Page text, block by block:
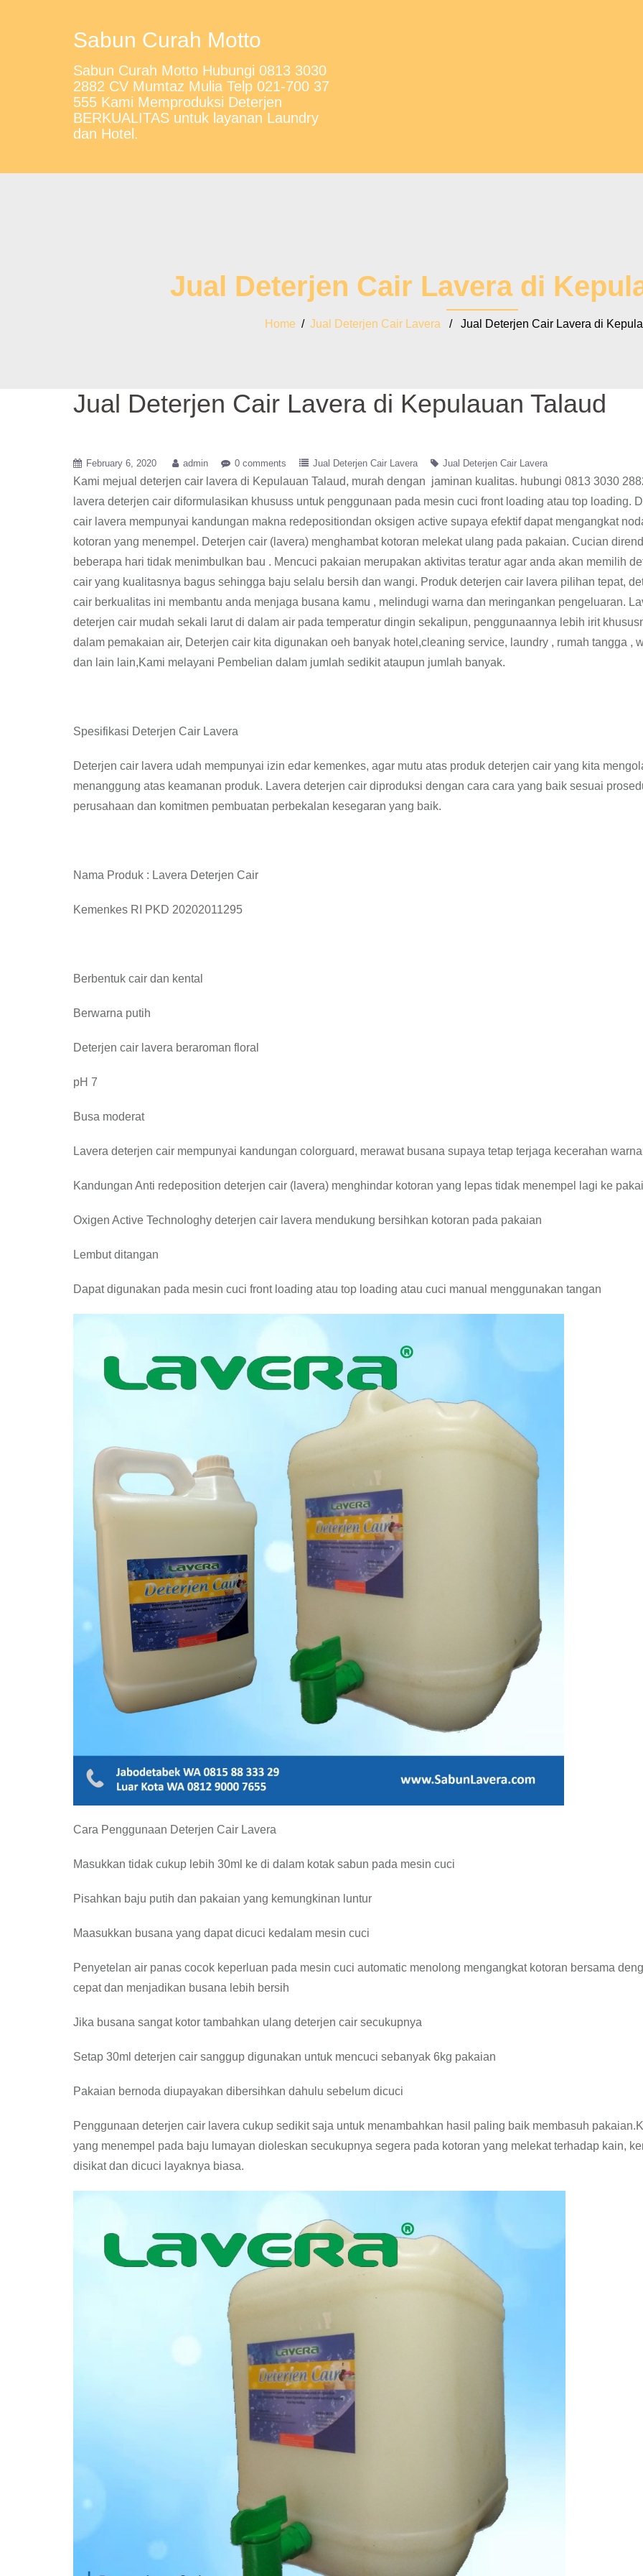
Sabun Curah Motto
Sabun Curah Motto Hubungi 0813 3030
2882 CV Mumtaz Mulia Telp 021-700 37
555 Kami Memproduksi Deterjen
BERKUALITAS untuk layanan Laundry
dan Hotel.
Jual Deterjen Cair Lavera di
Home / Jual Deterjen Cair Lavera / Jual Deterjen Cair Lavera di
Jual Deterjen Cair Lavera di Kepulauan Talaud
February 6, 2020 admin 0 comments Jual Deterjen Cair Lavera Jual Deterjen Cair Lavera
Kami mejual deterjen cair lavera di Kepulauan Talaud, murah dengan jaminan kualitas. hubungi 0813 3030
lavera deterjen cair diformulasikan khususs untuk penggunaan pada mesin cuci front loading atau top loading.
cair lavera mempunyai kandungan makna redepositiondan oksigen active supaya efektif dapat mengangkat
kotoran yang menempel. Deterjen cair (lavera) menghambat kotoran melekat ulang pada pakaian. Cucian
beberapa hari tidak menimbulkan bau . Mencuci pakaian merupakan aktivitas teratur agar anda akan memilih
cair yang kualitasnya bagus sehingga baju selalu bersih dan wangi. Produk deterjen cair lavera pilihan tepat,
cair berkualitas ini membantu anda menjaga busana kamu , melindugi warna dan meringankan pengeluaran.
deterjen cair mudah sekali larut di dalam air pada temperatur dingin sekalipun, penggunaannya lebih irit
dalam pemakaian air, Deterjen cair kita digunakan oeh banyak hotel,cleaning service, laundry , rumah tangga ,
dan lain lain,Kami melayani Pembelian dalam jumlah sedikit ataupun jumlah banyak.
Spesifikasi Deterjen Cair Lavera
Deterjen cair lavera udah mempunyai izin edar kemenkes, agar mutu atas produk deterjen cair yang kita
menanggung atas keamanan produk. Lavera deterjen cair diproduksi dengan cara cara yang baik sesuai
perusahaan dan komitmen pembuatan perbekalan kesegaran yang baik.
Nama Produk : Lavera Deterjen Cair
Kemenkes RI PKD 20202011295
Berbentuk cair dan kental
Berwarna putih
Deterjen cair lavera beraroman floral
pH 7
Busa moderat
Lavera deterjen cair mempunyai kandungan colorguard, merawat busana supaya tetap terjaga kecerahan
Kandungan Anti redeposition deterjen cair (lavera) menghindar kotoran yang lepas tidak menempel lagi ke
Oxigen Active Technologhy deterjen cair lavera mendukung bersihkan kotoran pada pakaian
Lembut ditangan
Dapat digunakan pada mesin cuci front loading atau top loading atau cuci manual menggunakan tangan
Cara Penggunaan Deterjen Cair Lavera
Masukkan tidak cukup lebih 30ml ke di dalam kotak sabun pada mesin cuci
Pisahkan baju putih dan pakaian yang kemungkinan luntur
Maasukkan busana yang dapat dicuci kedalam mesin cuci
Penyetelan air panas cocok keperluan pada mesin cuci automatic menolong mengangkat kotoran bersama
cepat dan menjadikan busana lebih bersih
Jika busana sangat kotor tambahkan ulang deterjen cair secukupnya
Setap 30ml deterjen cair sanggup digunakan untuk mencuci sebanyak 6kg pakaian
Pakaian bernoda diupayakan dibersihkan dahulu sebelum dicuci
Penggunaan deterjen cair lavera cukup sedikit saja untuk menambahkan hasil paling baik membasuh
yang menempel pada baju lumayan dioleskan secukupnya segera pada kotoran yang melekat terhadap kain,
disikat dan dicuci layaknya biasa.